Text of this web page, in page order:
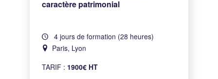
caractère patrimonial
4 jours de formation (28 heures)
Paris, Lyon
TARIF : 1900€ HT